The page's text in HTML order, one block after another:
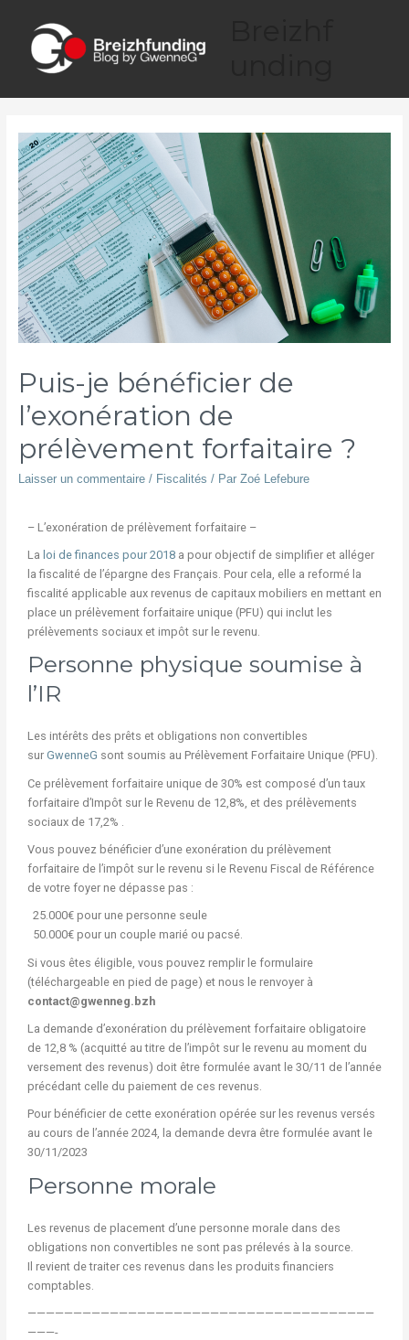
Puis-je bénéficier de
l’exonération de
prélèvement forfaitaire ?
Laisser un commentaire / Fiscalités / Par Zoé Lefebure
– L’exonération de prélèvement forfaitaire –
La loi de finances pour 2018a pour objectif de simplifier et alléger
la fiscalité de l’épargne des Français. Pour cela, elle a reformé la
fiscalité applicable aux revenus de capitaux mobiliers en mettant en
place un prélèvement forfaitaire unique (PFU) qui inclut les
prélèvements sociaux et impôt sur le revenu.
Personne physique soumise à
l’IR
Les intérêts des prêts et obligations non convertibles
sur GwenneG sont soumis au Prélèvement Forfaitaire Unique (PFU).
Ce prélèvement forfaitaire unique de 30% est composé d’un taux
forfaitaire d’Impôt sur le Revenu de 12,8%, et des prélèvements
sociaux de 17,2% .
Vous pouvez bénéficier d’une exonération du prélèvement
forfaitaire de l’impôt sur le revenu si le Revenu Fiscal de Référence
de votre foyer ne dépasse pas :
25.000€ pour une personne seule
50.000€ pour un couple marié ou pacsé.
Si vous êtes éligible, vous pouvez remplir le formulaire
(téléchargeable en pied de page) et nous le renvoyer à
contact@gwenneg.bzh
La demande d’exonération du prélèvement forfaitaire obligatoire
de 12,8 % (acquitté au titre de l’impôt sur le revenu au moment du
versement des revenus) doit être formulée avant le 30/11 de l’année
précédant celle du paiement de ces revenus.
Pour bénéficier de cette exonération opérée sur les revenus versés
au cours de l’année 2024, la demande devra être formulée avant le
30/11/2023
Personne morale
Les revenus de placement d’une personne morale dans des
obligations non convertibles ne sont pas prélevés à la source.
Il revient de traiter ces revenus dans les produits financiers
comptables.
——————————————————————————————————————
———-